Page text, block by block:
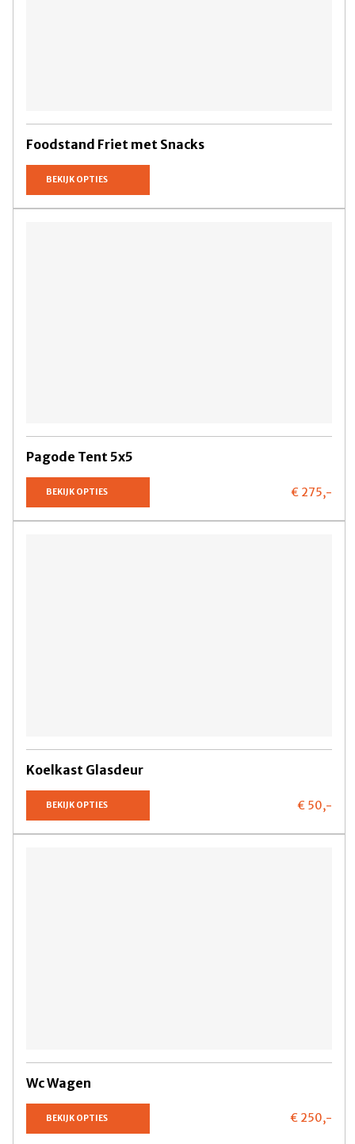
Foodstand Friet met Snacks
BEKIJK OPTIES
Pagode Tent 5x5
BEKIJK OPTIES € 275,-
Koelkast Glasdeur
BEKIJK OPTIES € 50,-
Wc Wagen
BEKIJK OPTIES € 250,-